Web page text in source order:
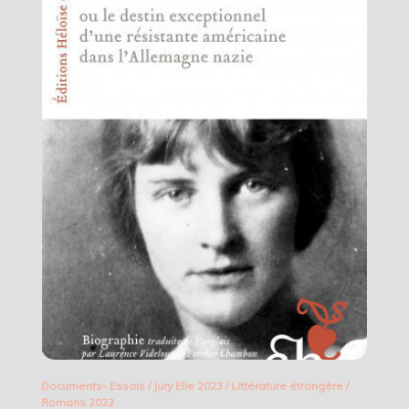
Documents- Essais / Jury Elle 2023/ Littérature étrangère/
Romans 2022